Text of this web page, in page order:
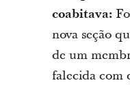
coabitava:
nova seção
de um
falecida com